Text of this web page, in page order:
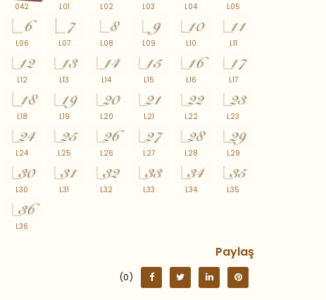
042 L01 L02 L03 L04 L05
L06 L07 L08 L09 L10 L11
L12 L13 L14 L15 L16 L17
L18 L19 L20 L21 L22 L23
L24 L25 L26 L27 L28 L29
L30 L31 L32 L33 L34 L35
L36
Paylaş
(0)